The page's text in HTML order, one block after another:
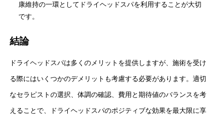
康維持の一環としてドライヘッドスパを利用することが大切
です。
結論
ドライヘッドスパは多くのメリットを提供しますが、施術を受け
る際にはいくつかのデメリットも考慮する必要があります。適切
なセラピストの選択、体調の確認、費用と期待値のバランスを考
えることで、ドライヘッドスパのポジティブな効果を最大限に享